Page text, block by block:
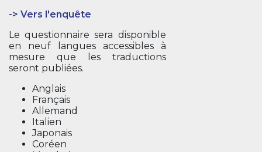
-> Vers l'enquête
Le questionnaire sera disponible
en neuf langues accessibles à
mesure que les traductions
seront publiées.
Anglais
Français
Allemand
Italien
Japonais
Coréen